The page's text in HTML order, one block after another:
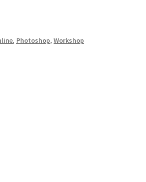
, Photoshop,Workshop